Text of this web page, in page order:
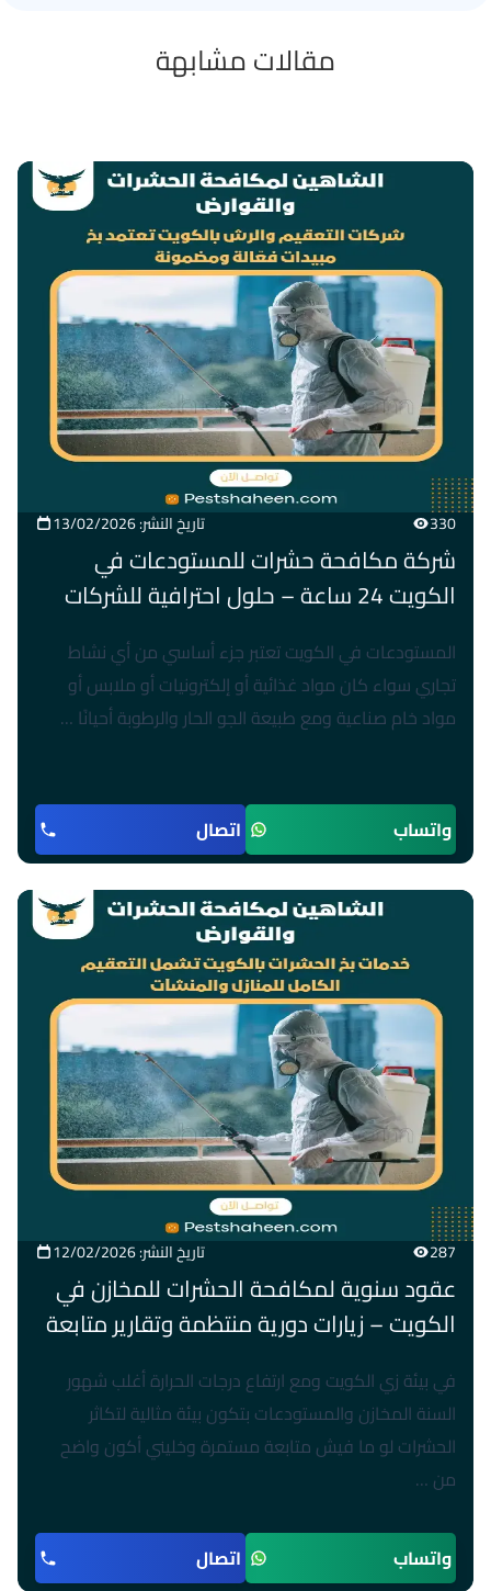
مقالات مشابهة
330 تاريخ النشر: 13/02/2026
شركة مكافحة حشرات للمستودعات في
الكويت 24 ساعة – حلول احترافية للشركات
المستودعات في الكويت تعتبر جزء أساسي من أي نشاط
تجاري سواء كان مواد غذائية أو إلكترونيات أو ملابس أو
مواد خام صناعية ومع طبيعة الجو الحار والرطوبة أحيانًا …
واتساب اتصال
287 تاريخ النشر: 12/02/2026
عقود سنوية لمكافحة الحشرات للمخازن في
الكويت – زيارات دورية منتظمة وتقارير متابعة
في بيئة زي الكويت ومع ارتفاع درجات الحرارة أغلب شهور
السنة المخازن والمستودعات بتكون بيئة مثالية لتكاثر
الحشرات لو ما فيش متابعة مستمرة وخليني أكون واضح
من …
واتساب اتصال